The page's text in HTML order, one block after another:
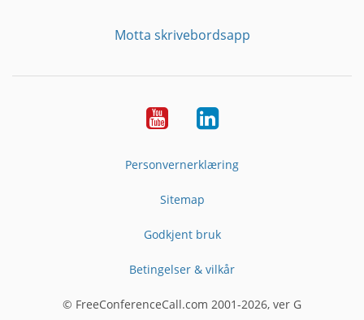
Motta skrivebordsapp
YouTubeLinkedin
Personvernerklæring
Sitemap
Godkjent bruk
Betingelser & vilkår
© FreeConferenceCall.com 2001-2026, ver G